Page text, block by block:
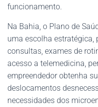
funcionamento.
Na Bahia, o Plano de
uma escolha estratégica,
consultas, exames de
acesso a telemedicina,
empreendedor obtenha
deslocamentos
necessidades dos